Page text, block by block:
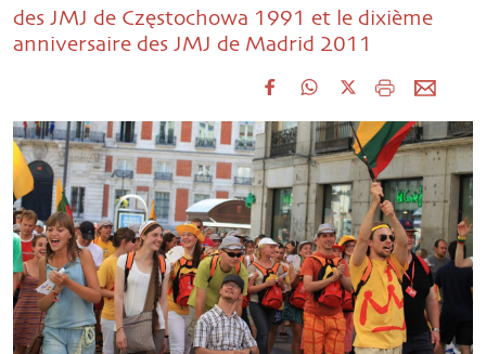
des JMJ de Częstochowa 1991 et le dixième
anniversaire des JMJ de Madrid 2011